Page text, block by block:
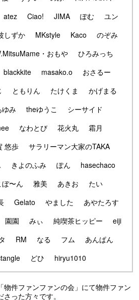
atez Ciao! JIMA ぽむ
ユン
しずか MKstyle Kaco
のぞみ
・おもや
ひろみっち
blackkite masako.o
おさるー
ともりん たけくま
かげまる
ゆみ theゆうこ
シーサイド
なわとび 花火丸
霜月
悠歩
サラリーマン大家のTAKA
きよのふみ ぽん
hasechaco
〜ん 雅美 あきお
たい
Gelato やました
あやたろす
園園 みぃ 純喫茶ヒッピー
eiji
RM なる フム
あんぱん
どひ hiryu1010
物件ファンファンの会」にて物件ファン
った方々です。